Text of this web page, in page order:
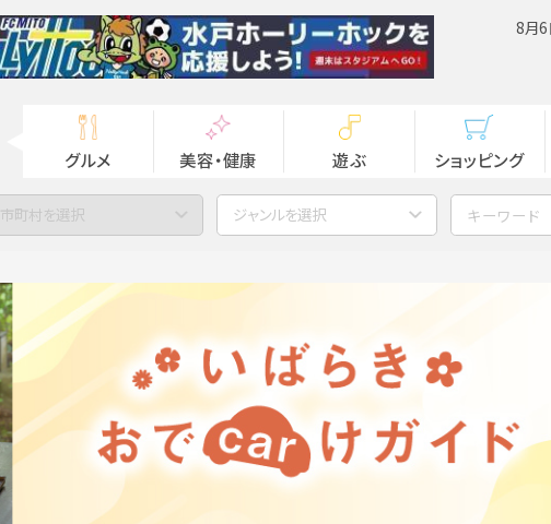
8月6
グルメ 美容・健康 遊ぶ ショッピング
市町村を選択 ジャンルを選択